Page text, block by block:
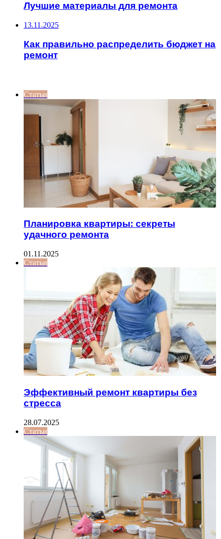
Лучшие материалы для ремонта
13.11.2025
Как правильно распределить бюджет на
ремонт
Статьи
Планировка квартиры: секреты
удачного ремонта
01.11.2025
Статьи
Эффективный ремонт квартиры без
стресса
28.07.2025
Статьи